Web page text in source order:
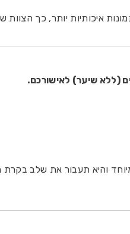
איכותיות יותר, כך הצוות
והיא תעבור את שלב בקרת